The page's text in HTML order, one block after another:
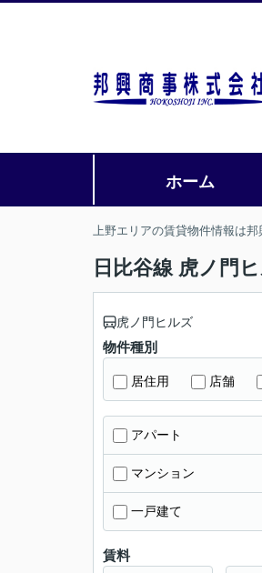
ホーム
上野エリアの賃貸物件情報は邦
日比谷線 虎ノ門
虎ノ門ヒルズ
物件種別
居住用 店舗
アパート
マンション
一戸建て
賃料